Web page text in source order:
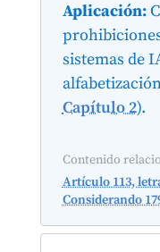
Aplicación:
sistemas de
Capítulo 2).
Contenido
Artículo 113,
Considerando